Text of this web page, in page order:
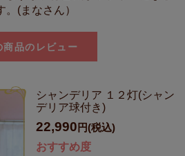
(まなさん）
商品のレビュー
シャンデリア １２灯(シャン
デリア球付き)
22,990 円(税込)
おすすめ度